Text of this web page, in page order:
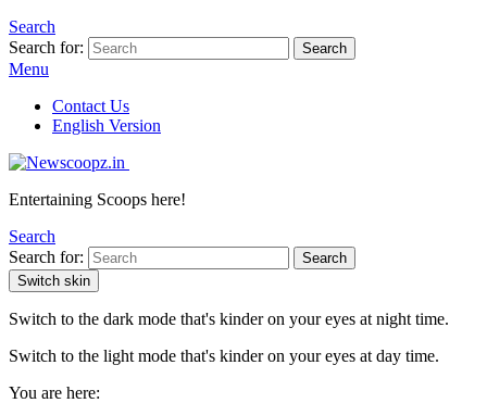
Search
Search for:
Search
Menu
Contact Us
English Version
Entertaining Scoops here!
Search
Search for:
Search
Switch skin
Switch to the dark mode that's kinder on your eyes at night time.
Switch to the light mode that's kinder on your eyes at day time.
You are here: